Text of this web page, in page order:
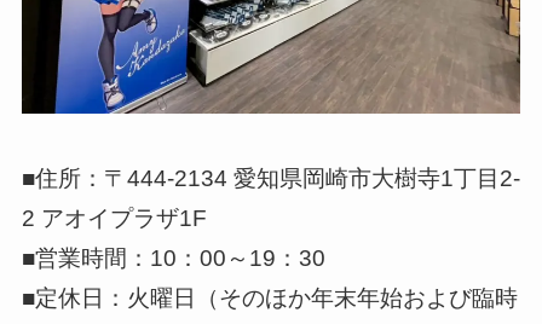
■住所：〒444-2134 愛知県岡崎市大樹寺1丁目2-
2 アオイプラザ1F
■営業時間：10：00～19：30
■定休日：火曜日（そのほか年末年始および臨時